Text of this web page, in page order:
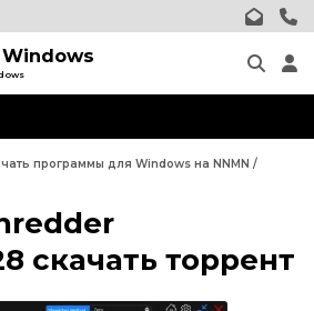
программы для Windows на NNMN /
скачать торрент
Другие программы
Программы для Бизнеса
Дизайн - графика